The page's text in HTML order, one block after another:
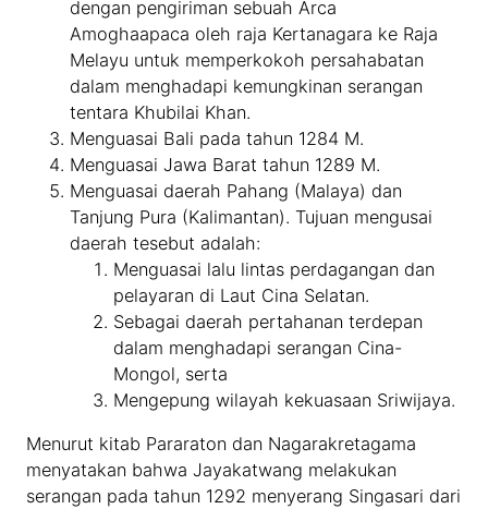
dengan pengiriman sebuah Arca
Amoghaapaca oleh raja Kertanagara ke Raja
Melayu untuk memperkokoh persahabatan
dalam menghadapi kemungkinan serangan
tentara Khubilai Khan.
Menguasai Bali pada tahun 1284 M.
Menguasai Jawa Barat tahun 1289 M.
Menguasai daerah Pahang (Malaya) dan
Tanjung Pura (Kalimantan). Tujuan mengusai
daerah tesebut adalah:
Menguasai lalu lintas perdagangan dan
pelayaran di Laut Cina Selatan.
Sebagai daerah pertahanan terdepan
dalam menghadapi serangan Cina-
Mongol, serta
Mengepung wilayah kekuasaan Sriwijaya.
Menurut kitab Pararaton dan Nagarakretagama
menyatakan bahwa Jayakatwang melakukan
serangan pada tahun 1292 menyerang Singasari dari